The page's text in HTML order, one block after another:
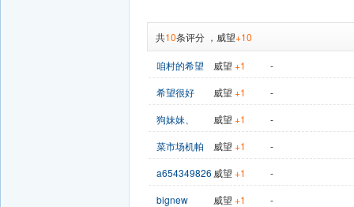
共10条评分 ， 威望+10
咱村的希望 威望 +1
-
希望很好
威望 +1
-
狗妹妹、
威望 +1
-
菜市场机帕
威望 +1
-
a654349826 威望 +1
-
bignew
威望 +1 -